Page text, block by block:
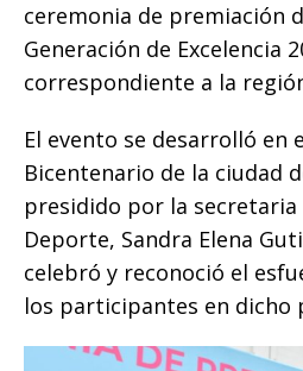
ceremonia de premiación
Generación de Excelencia
correspondiente a la
El evento se desarrolló en
Bicentenario de la ciudad
presidido por la secretaria
Deporte, Sandra Elena
celebró y reconoció el
los participantes en dicho